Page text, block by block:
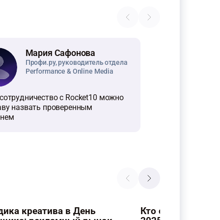
Мария Сафонова
Профи.ру, руководитель отдела
Performance & Online Media
с Rocket10 можно
назвать проверенным
креатива в День
Кто стал